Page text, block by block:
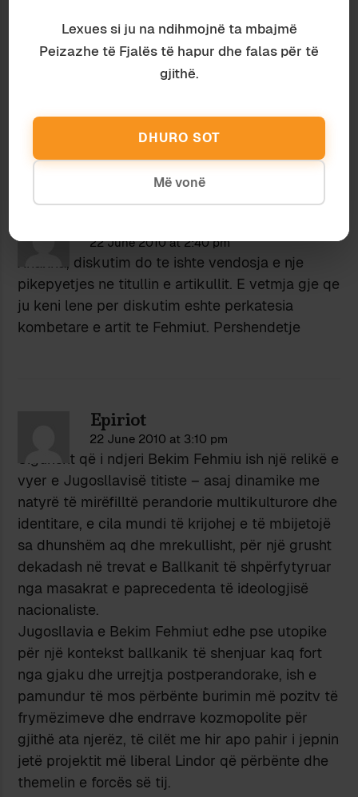
Edon
22 June 2010 at 4:03 pm
22 June 2010 at 2:40 pm
Xhaxha, diskutim do te ishte vendosja e nje
pikepyetjes ne titullin e artikullit. E vetmja gje qe
ju keni lene per diskutim eshte perkatesia
kombetare e artit te Fehmiut. Pershendetje
Epiriot
22 June 2010 at 3:10 pm
Sigurisht që i ndjeri Bekim Fehmiu ish një relikë e
vyer e Jugosllavisë titiste – asaj dinamike me
natyrë të mirëfilltë perandorie multikulturore dhe
identitare, e cila mundi të krijohej e të mbijetojë
sa dhunshëm aq dhe mrekullisht, për një grusht
dekadash në trevat e Ballkanit të shpërfytyruar
nga masakrat e paprecedenta të ideologjisë
nacionaliste.
Jugosllavia e Bekim Fehmiut edhe pse utopike
për një kontekst ballkanik të shenjuar kaq fort
nga gjaku dhe urrejtja postperandorake, ish e
pamundur të mos përbënte burimin më pozitv të
frymëzimeve dhe endrrave kozmopolite për
gjithë ata njerëz, të cilët me hir apo pahir i jepnin
jetë projektit më liberal Lindor që përbënte dhe
themelin e forcës së tij.
Lexues si ju na ndihmojnë ta mbajmë
Peizazhe të Fjalës të hapur dhe falas për të
gjithë.
DHURO SOT
Më vonë